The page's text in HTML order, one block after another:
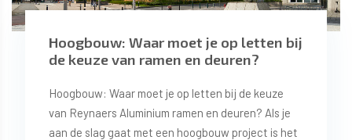
Hoogbouw: Waar moet je op letten bij
de keuze van ramen en deuren?
Hoogbouw: Waar moet je op letten bij de keuze
van Reynaers Aluminium ramen en deuren? Als je
aan de slag gaat met een hoogbouw project is het